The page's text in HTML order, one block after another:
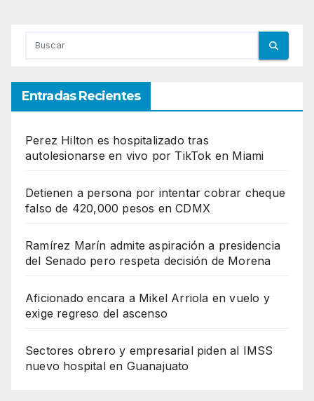
Entradas Recientes
Perez Hilton es hospitalizado tras
autolesionarse en vivo por TikTok en Miami
Detienen a persona por intentar cobrar cheque
falso de 420,000 pesos en CDMX
Ramírez Marín admite aspiración a presidencia
del Senado pero respeta decisión de Morena
Aficionado encara a Mikel Arriola en vuelo y
exige regreso del ascenso
Sectores obrero y empresarial piden al IMSS
nuevo hospital en Guanajuato